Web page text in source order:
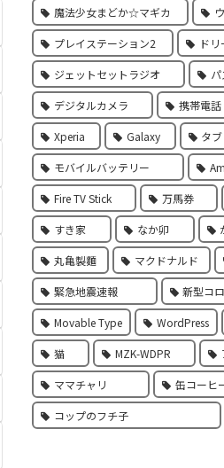
魔法少女まどか☆マギカ
プレイステーション2 ド
ジェットセットラジオ
デジタルカメラ 携帯電話
Xperia Galaxy タ
モバイルバッテリー
Fire TV Stick 万馬券
すき家 なか卯
丸亀製麵 マクドナルド
緊急地震速報 新型コ
Movable Type WordPress
猫 MZK-WDPR
ママチャリ 缶コーヒ
コップのフチ子